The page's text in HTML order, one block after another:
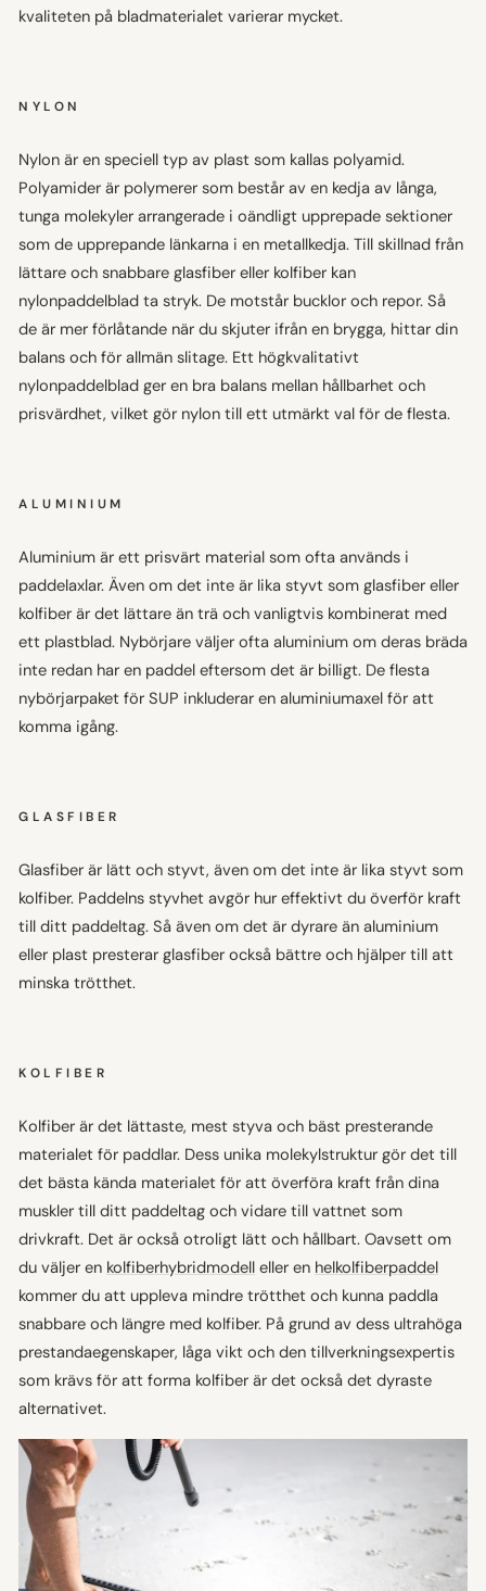
kvaliteten på bladmaterialet varierar mycket.
NYLON
Nylon är en speciell typ av plast som kallas polyamid.
Polyamider är polymerer som består av en kedja av långa,
tunga molekyler arrangerade i oändligt upprepade sektioner
som de upprepande länkarna i en metallkedja. Till skillnad från
lättare och snabbare glasfiber eller kolfiber kan
nylonpaddelblad ta stryk. De motstår bucklor och repor. Så
de är mer förlåtande när du skjuter ifrån en brygga, hittar din
balans och för allmän slitage. Ett högkvalitativt
nylonpaddelblad ger en bra balans mellan hållbarhet och
prisvärdhet, vilket gör nylon till ett utmärkt val för de flesta.
ALUMINIUM
Aluminium är ett prisvärt material som ofta används i
paddelaxlar. Även om det inte är lika styvt som glasfiber eller
kolfiber är det lättare än trä och vanligtvis kombinerat med
ett plastblad. Nybörjare väljer ofta aluminium om deras bräda
inte redan har en paddel eftersom det är billigt. De flesta
nybörjarpaket för SUP inkluderar en aluminiumaxel för att
komma igång.
GLASFIBER
Glasfiber är lätt och styvt, även om det inte är lika styvt som
kolfiber. Paddelns styvhet avgör hur effektivt du överför kraft
till ditt paddeltag. Så även om det är dyrare än aluminium
eller plast presterar glasfiber också bättre och hjälper till att
minska trötthet.
KOLFIBER
Kolfiber är det lättaste, mest styva och bäst presterande
materialet för paddlar. Dess unika molekylstruktur gör det till
det bästa kända materialet för att överföra kraft från dina
muskler till ditt paddeltag och vidare till vattnet som
drivkraft. Det är också otroligt lätt och hållbart. Oavsett om
du väljer en kolfiberhybridmodell eller en helkolfiberpaddel
kommer du att uppleva mindre trötthet och kunna paddla
snabbare och längre med kolfiber. På grund av dess ultrahöga
prestandaegenskaper, låga vikt och den tillverkningsexpertis
som krävs för att forma kolfiber är det också det dyraste
alternativet.